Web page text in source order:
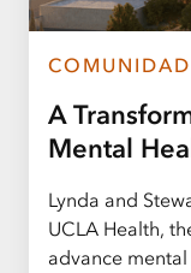
COMUNIDAD
A
Mental
Lynda and
UCLA Health,
advance